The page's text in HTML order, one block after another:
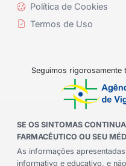
Política de Cookies
Termos de Uso
Seguimos rigorosamente
SE OS SINTOMAS
FARMACÊUTICO OU SEU
As informações
informativo e educativo, e